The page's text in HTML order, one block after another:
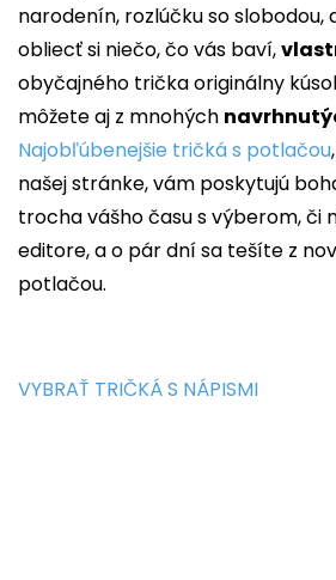
narodenín, rozlúčku so slobodou,
obliecť si niečo, čo vás baví,
obyčajného trička originálny
môžete aj z mnohých
Najobľúbenejšie tričká s potlačou
našej stránke, vám poskytujú
trocha vášho času s výberom, či
editore, a o pár dní sa tešíte z
potlačou.
VYBRAŤ TRIČKÁ S NÁPISMI